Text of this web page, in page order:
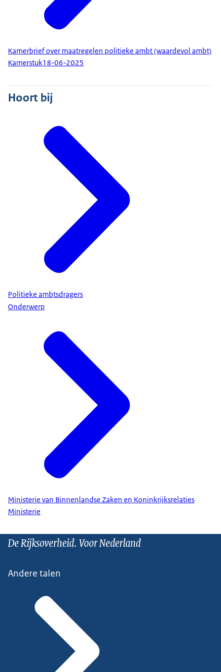
Kamerbrief over maatregelen politieke ambt (waardevol ambt)
Kamerstuk18-06-2025
Hoort bij
Politieke ambtsdragers
Onderwerp
Ministerie van Binnenlandse Zaken en Koninkrijksrelaties
Ministerie
De Rijksoverheid. Voor Nederland
Andere talen